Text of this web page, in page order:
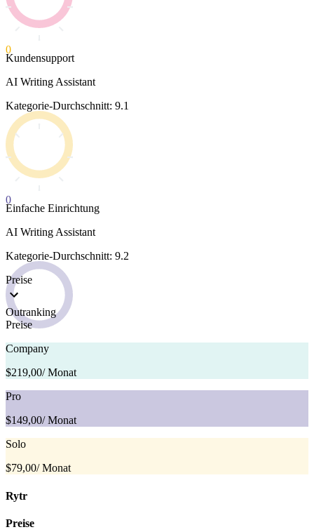
0
Kundensupport
AI Writing Assistant
Kategorie-Durchschnitt: 9.1
0
Einfache Einrichtung
AI Writing Assistant
Kategorie-Durchschnitt: 9.2
Preise
Outranking
Preise
Company
$219,00/ Monat
Pro
$149,00/ Monat
Solo
$79,00/ Monat
Rytr
Preise